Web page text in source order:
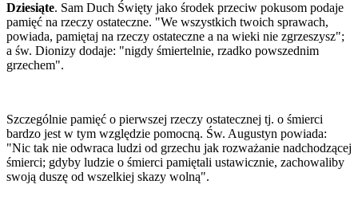
Dziesiąte. Sam Duch Święty jako środek przeciw pokusom podaje
pamięć na rzeczy ostateczne. "We wszystkich twoich sprawach,
powiada, pamiętaj na rzeczy ostateczne a na wieki nie zgrzeszysz";
a św. Dionizy dodaje: "nigdy śmiertelnie, rzadko powszednim
grzechem".
Szczególnie pamięć o pierwszej rzeczy ostatecznej tj. o śmierci
bardzo jest w tym względzie pomocną. Św. Augustyn powiada:
"Nic tak nie odwraca ludzi od grzechu jak rozważanie nadchodzącej
śmierci; gdyby ludzie o śmierci pamiętali ustawicznie, zachowaliby
swoją duszę od wszelkiej skazy wolną".